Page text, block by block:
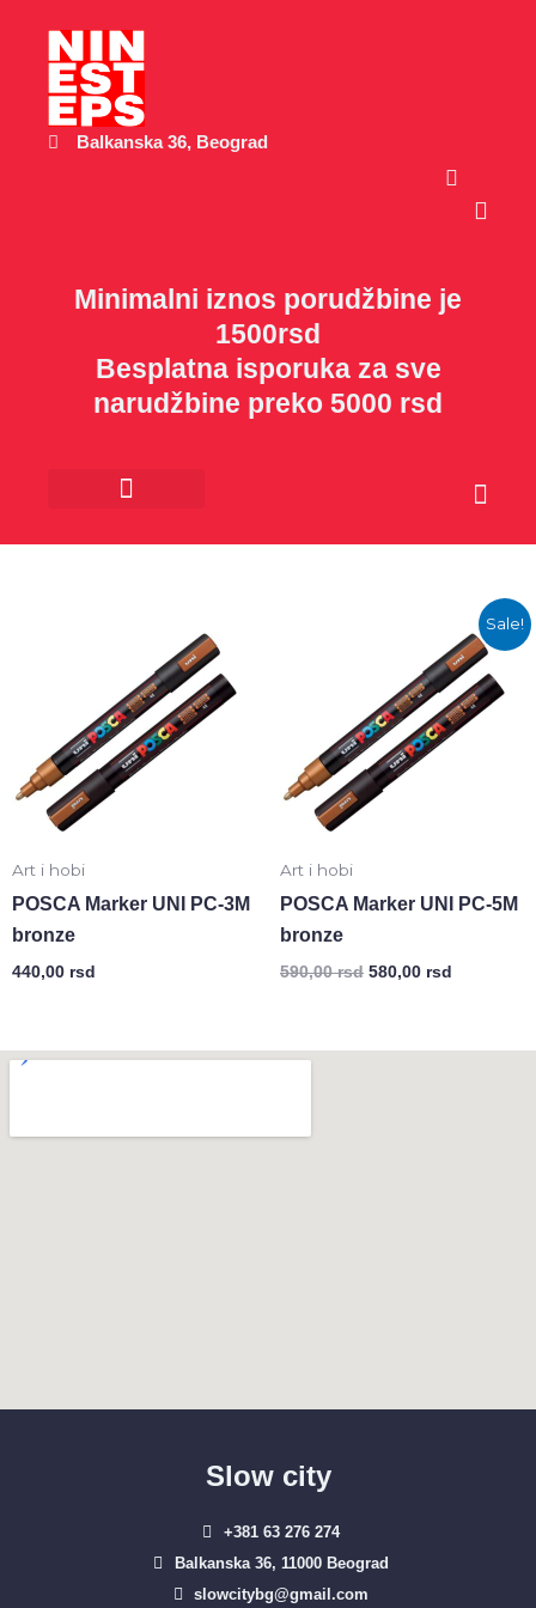
садржај
Balkanska 36, Beograd
Cart
Minimalni iznos porudžbine je
1500rsd
Besplatna isporuka za sve
narudžbine preko 5000 rsd
Cart
Art i hobi
POSCA Marker UNI PC-3M
bronze
440,00 rsd
Sale!
Art i hobi
POSCA Marker UNI PC-5M
bronze
590,00rsd
била:
590,00 rsd.
580,00 rsd
Тренутна
цена
је:
580,00
Slow city
+381 63 276 274​
Balkanska 36, 11000 Beograd​
slowcitybg@gmail.com